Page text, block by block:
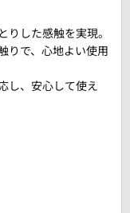
した感触を実現。
りで、心地よい使用
し、安心して使え